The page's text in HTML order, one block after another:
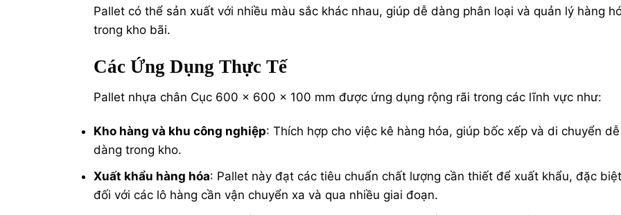
Pallet có thể sản xuất với nhiều màu sắc khác nhau, giúp dễ dàng phân loại và quản lý hàng
trong kho bãi.
Các Ứng Dụng Thực Tế
Pallet nhựa chân Cục 600 x 600 x 100 mm được ứng dụng rộng rãi trong các lĩnh vực như:
Kho hàng và khu công nghiệp: Thích hợp cho việc kê hàng hóa, giúp bốc xếp và di chuyển dễ
dàng trong kho.
Xuất khẩu hàng hóa: Pallet này đạt các tiêu chuẩn chất lượng cần thiết để xuất khẩu, đặc
đối với các lô hàng cần vận chuyển xa và qua nhiều giai đoạn.